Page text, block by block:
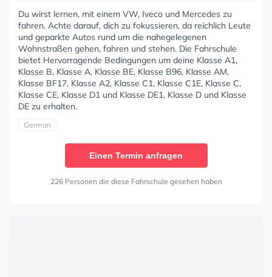
Du wirst lernen, mit einem VW, Iveco und Mercedes zu
fahren. Achte darauf, dich zu fokussieren, da reichlich Leute
und geparkte Autos rund um die nahegelegenen
Wohnstraßen gehen, fahren und stehen. Die Fahrschule
bietet Hervorragende Bedingungen um deine Klasse A1,
Klasse B, Klasse A, Klasse BE, Klasse B96, Klasse AM,
Klasse BF17, Klasse A2, Klasse C1, Klasse C1E, Klasse C,
Klasse CE, Klasse D1 und Klasse DE1, Klasse D und Klasse
DE zu erhalten.
German
Einen Termin anfragen
226 Personen die diese Fahrschule gesehen haben